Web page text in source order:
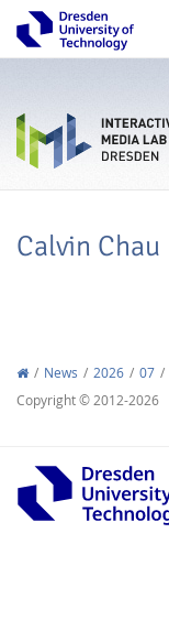
Calvin Chau
News 2026 07
Copyright © 2012-2026